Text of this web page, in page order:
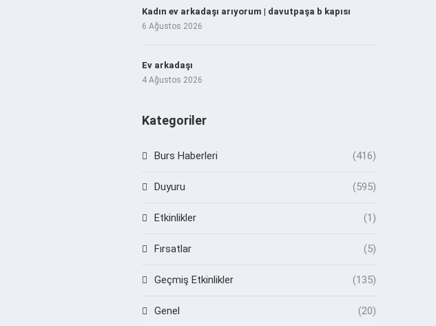
Kadın ev arkadaşı arıyorum | davutpaşa b kapısı
6 Ağustos 2026
Ev arkadaşı
4 Ağustos 2026
Kategoriler
Burs Haberleri (416)
Duyuru (595)
Etkinlikler (1)
Fırsatlar (5)
Geçmiş Etkinlikler (135)
Genel (20)